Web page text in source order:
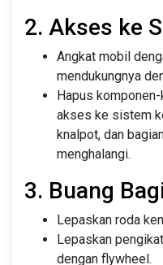
2. Akses ke
Angkat mobil
mendukungnya
Hapus
akses ke sistem
knalpot, dan
menghalangi.
3. Buang
Lepaskan roda
Lepaskan
dengan flywheel.